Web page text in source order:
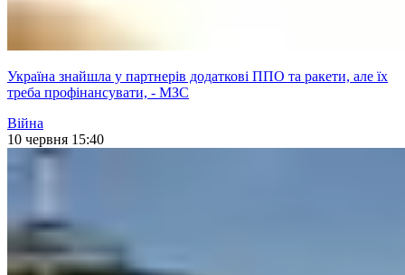
Україна знайшла у партнерів додаткові ППО та ракети, але їх
треба профінансувати, - МЗС
Війна
10 червня 15:40